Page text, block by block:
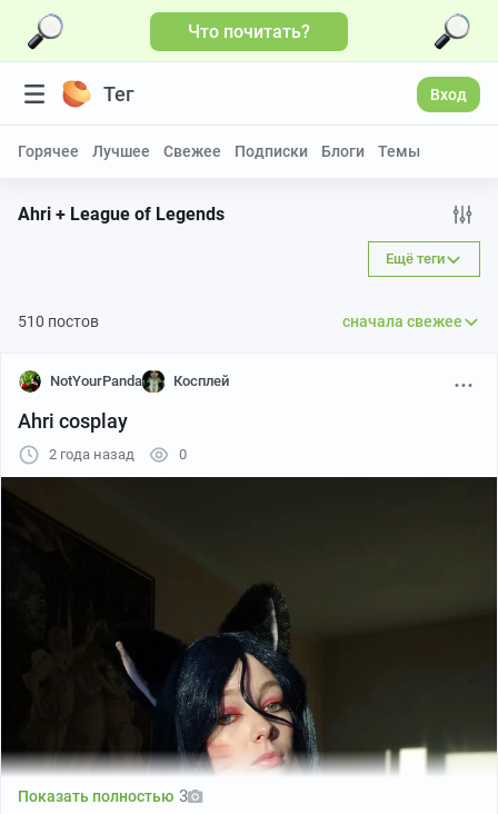
Что почитать?
Тег Вход
Горячее Лучшее Свежее Подписки Блоги Темы
Ahri + League of Legends
Ещё теги
510 постов сначала свежее
NotYourPanda Косплей
Ahri cosplay
2 года назад 0
Показать полностью 3